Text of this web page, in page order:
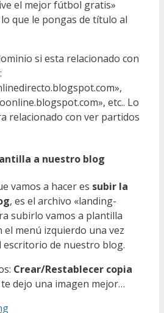
el mejor fútbol gratis»
que le pongas de título al
si esta relacionado con
etc.. Lo
relacionado con ver partidos
a nuestro blog
vamos a hacer es subir la
, es el archivo «landing-
subirlo vamos a plantilla
el menú izquierdo una vez
escritorio de nuestro blog.
Crear/Restablecer copia
te dejo una imagen mejor…